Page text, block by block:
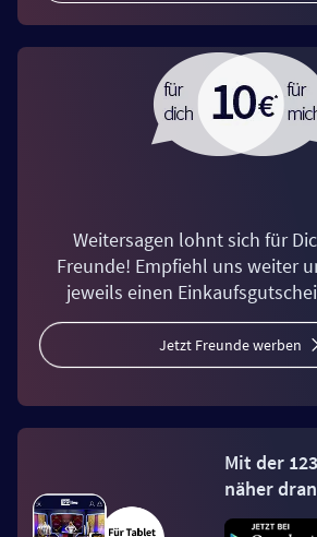
Weitersagen lohnt sich für
Freunde! Empfiehl uns weiter
jeweils einen
Jetzt Freunde werben
Mit der
näher